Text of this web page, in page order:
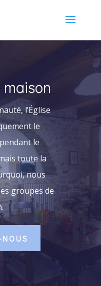
maison
l’Église
le
le
toute la
nous
groupes de